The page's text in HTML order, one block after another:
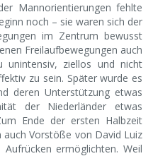
Mannorientierungen fehlte
noch – sie waren sich der
im Zentrum bewusst
Freilaufbewegungen auch
ziellos und nicht
zu sein. Später wurde es
deren Unterstützung etwas
der Niederländer etwas
Ende der ersten Halbzeit
Vorstöße von David Luiz
ermöglichten. Weil